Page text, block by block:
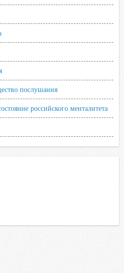
послушания
российского менталитета